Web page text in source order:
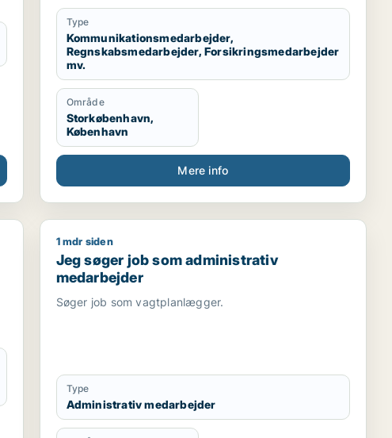
fakturering, kreditering/debitering, klage og
inkassobehandling. Kendt for at skabe tryghed,
håndtere komplekse problemstillinger og levere høj
kvalitet.
Type
Kommunikationsmedarbejder,
Regnskabsmedarbejder, Forsikringsmedarbejder
mv.
Område
Storkøbenhavn,
København
Mere info
/ kulturmedarbejder / kreativ
Jeg søger job som administrativ medarbejder
1 mdr siden
Jeg søger job som administrativ
medarbejder
Søger job som vagtplanlægger.
Type
Administrativ medarbejder